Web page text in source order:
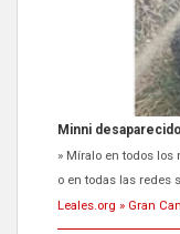
Minni desaparecido
» Míralo en todos los
o en todas las redes
Leales.org » Gran